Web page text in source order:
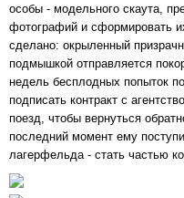
особы - модельного скаута,
фотографий и сформировать
сделано: окрыленный
подмышкой отправляется
недель бесплодных попыток
подписать контракт с
поезд, чтобы вернуться
последний момент ему
лагерфельда - стать частью